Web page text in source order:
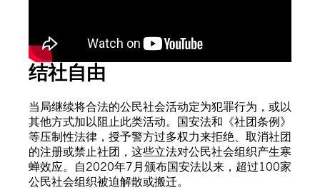
结社自由
当局继续将合法的公民社会活动定为犯罪行为，或以
其他方式加以阻止此类活动。国安法和《社团条例》
等压制性法律，授予警方过多权力来拒绝、取消社团
的注册或禁止社团，这些立法对公民社会组织产生寒
蝉效应。自2020年7月颁布国安法以来，超过100家
公民社会组织被迫解散或搬迁。